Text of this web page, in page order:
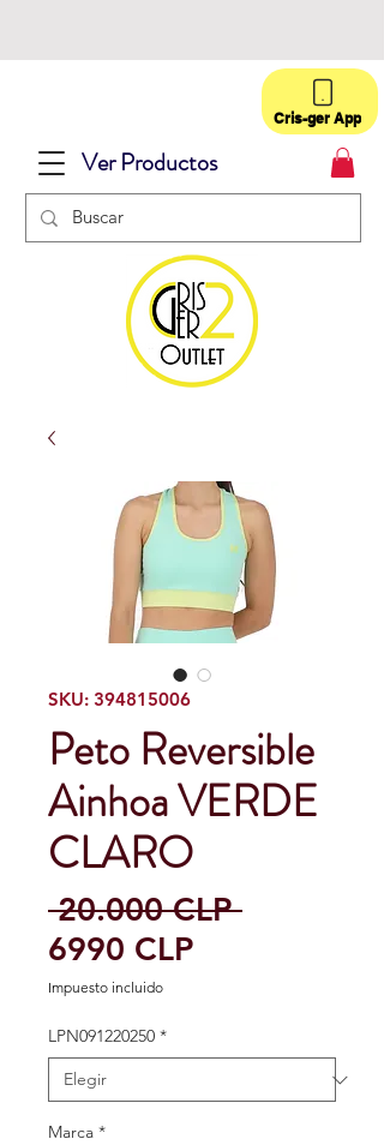
Ver Productos
Cris-ger App
SKU: 394815006
Peto Reversible
Ainhoa VERDE
CLARO
20.000 CLP Precio
6990 CLP
Impuesto incluido
LPN091220250 *
Marca *